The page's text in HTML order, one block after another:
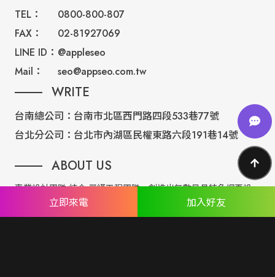
TEL：
0800-800-807
FAX：
02-81927069
LINE ID： @appleseo
Mail：
seo@appseo.com.tw
WRITE
台南總公司： 台南市北區西門路四段533巷77號
台北分公司： 台北市內湖區民權東路六段191巷14號
ABOUT US
專業設計團隊 結合 嚴謹工程團隊，創造出無數最具特色網頁設
計，不管是時尚美感或是網站最新特效技術，我們仍不斷學習推
出最創新的網頁設計。
立即來電 加入好友